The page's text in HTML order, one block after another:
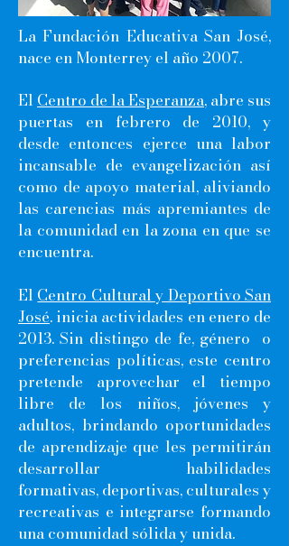
La Fundación Educativa San José,
nace en Monterrey el año 2007.
El Centro de la Esperanza, abre sus
puertas en febrero de 2010, y
desde entonces ejerce una labor
incansable de evangelización así
como de apoyo material, aliviando
las carencias más apremiantes de
la comunidad en la zona en que se
encuentra.
El Centro Cultural y Deportivo San
José. inicia actividades en enero de
2013. Sin distingo de fe, género o
preferencias políticas, este centro
pretende aprovechar el tiempo
libre de los niños, jóvenes y
adultos, brindando oportunidades
de aprendizaje que les permitirán
desarrollar habilidades
formativas, deportivas, culturales y
recreativas e integrarse formando
una comunidad sólida y unida.